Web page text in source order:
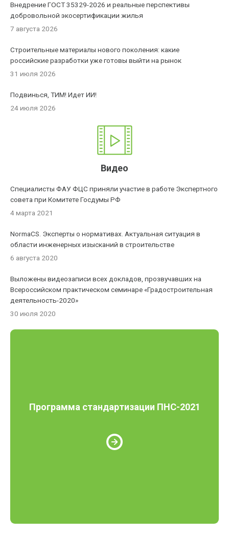
Внедрение ГОСТ 35329-2026 и реальные перспективы
добровольной экосертификации жилья
7 августа 2026
Строительные материалы нового поколения: какие
российские разработки уже готовы выйти на рынок
31 июля 2026
Подвинься, ТИМ! Идет ИИ!
24 июля 2026
Видео
Специалисты ФАУ ФЦС приняли участие в работе Экспертного
совета при Комитете Госдумы РФ
4 марта 2021
NormaCS. Эксперты о нормативах. Актуальная ситуация в
области инженерных изысканий в строительстве
6 августа 2020
Выложены видеозаписи всех докладов, прозвучавших на
Всероссийском практическом семинаре «Градостроительная
деятельность-2020»
30 июля 2020
Программа стандартизации ПНС-2021